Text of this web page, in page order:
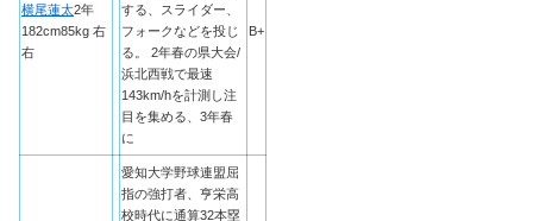
横尾蓮太2年
182cm85kg 右
右
する、スライダー、
フォークなどを投じ
る。 2年春の県大会/
浜北西戦で最速
143km/hを計測し注
目を集める、3年春
に
B+
愛知大学野球連盟屈
指の強打者、亨栄高
校時代に通算32本塁